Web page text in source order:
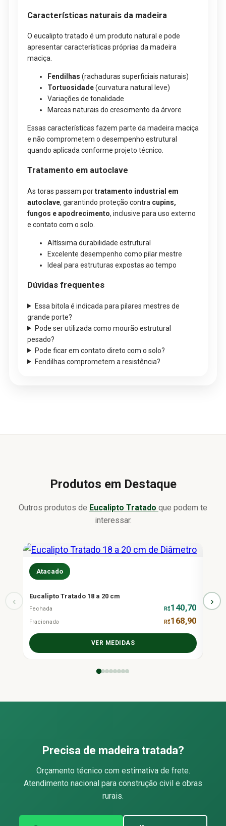
Características naturais da madeira
O eucalipto tratado é um produto natural e pode
apresentar características próprias da madeira
maciça.
Fendilhas (rachaduras superficiais naturais)
Tortuosidade(curvatura natural leve)
Variações de tonalidade
Marcas naturais do crescimento da árvore
Essas características fazem parte da madeira maciça
e não comprometem o desempenho estrutural
quando aplicada conforme projeto técnico.
Tratamento em autoclave
As toras passam portratamento industrial em
autoclave, garantindo proteção contra cupins,
fungos e apodrecimento, inclusive para uso externo
e contato com o solo.
Altíssima durabilidade estrutural
Excelente desempenho como pilar mestre
Ideal para estruturas expostas ao tempo
Dúvidas frequentes
Essa bitola é indicada para pilares mestres de
grande porte?
Pode ser utilizada como mourão estrutural
pesado?
Pode ficar em contato direto com o solo?
Fendilhas comprometem a resistência?
Produtos em Destaque
Outros produtos de Eucalipto Tratado que podem te
interessar.
‹
Atacado
Eucalipto Tratado 18 a 20 cm
Fechada R$140,70
Fracionada R$168,90
VER MEDIDAS
›
Precisa de madeira tratada?
Orçamento técnico com estimativa de frete.
Atendimento nacional para construção civil e obras
rurais.